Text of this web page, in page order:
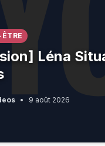
Léna
• 9 août 2026